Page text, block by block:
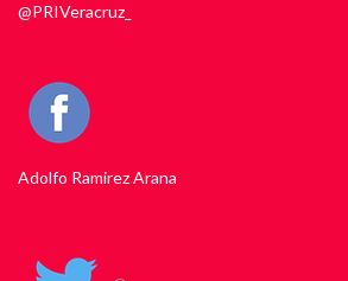
@PRIVeracruz_
Adolfo Ramirez Arana